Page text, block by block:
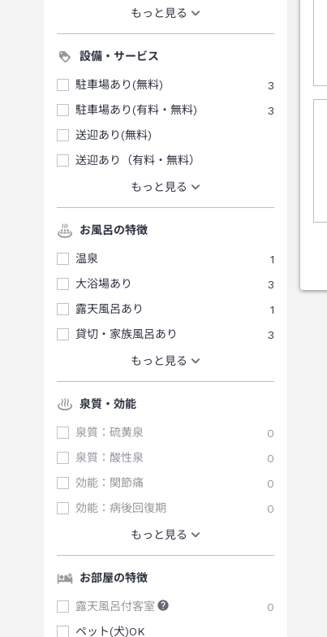
もっと見る
設備・サービス
駐車場あり(無料)
3
駐車場あり(有料・無料)
3
送迎あり(無料)
送迎あり（有料・無料）
もっと見る
お風呂の特徴
温泉
1
大浴場あり
3
露天風呂あり
1
貸切・家族風呂あり
3
もっと見る
泉質・効能
泉質：硫黄泉
0
泉質：酸性泉
0
効能：関節痛
0
効能：病後回復期
0
もっと見る
お部屋の特徴
露天風呂付客室
0
ペット(犬)OK